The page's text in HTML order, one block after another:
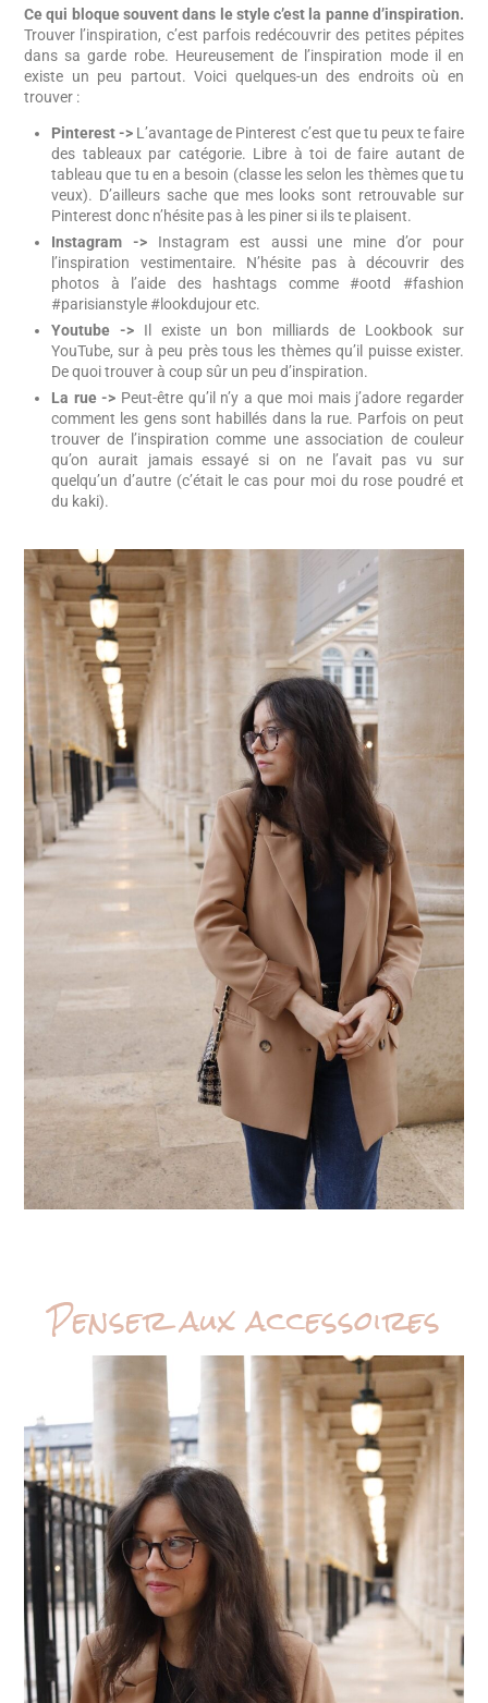
Ce qui bloque souvent dans le style c’est la panne d’inspiration.
Trouver l’inspiration, c’est parfois redécouvrir des petites pépites
dans sa garde robe. Heureusement de l’inspiration mode il en
existe un peu partout. Voici quelques-un des endroits où en
trouver :
Pinterest -> L’avantage de Pinterest c’est que tu peux te faire
des tableaux par catégorie. Libre à toi de faire autant de
tableau que tu en a besoin (classe les selon les thèmes que tu
veux). D’ailleurs sache que mes looks sont retrouvable sur
Pinterest donc n’hésite pas à les piner si ils te plaisent.
Instagram ->Instagram est aussi une mine d’or pour
l’inspiration vestimentaire. N’hésite pas à découvrir des
photos à l’aide des hashtags comme #ootd #fashion
#parisianstyle #lookdujour etc.
Youtube ->Il existe un bon milliards de Lookbook sur
YouTube, sur à peu près tous les thèmes qu’il puisse exister.
De quoi trouver à coup sûr un peu d’inspiration.
La rue -> Peut-être qu’il n’y a que moi mais j’adore regarder
comment les gens sont habillés dans la rue. Parfois on peut
trouver de l’inspiration comme une association de couleur
qu’on aurait jamais essayé si on ne l’avait pas vu sur
quelqu’un d’autre (c’était le cas pour moi du rose poudré et
du kaki).
Penser aux accessoires